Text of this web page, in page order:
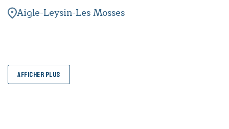
Aigle-Leysin-Les Mosses
AFFICHER PLUS